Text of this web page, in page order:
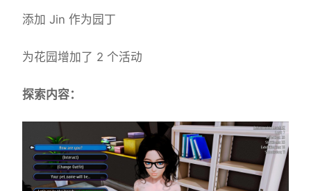
添加 Jin 作为园丁
为花园增加了 2 个活动
探索内容：